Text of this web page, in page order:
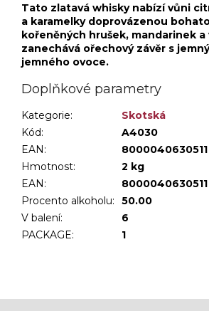
Tato zlatavá whisky nabízí vůni
a karamelky doprovázenou
kořeněných hrušek, mandarinek a
zanechává ořechový závěr s
jemného ovoce.
Doplňkové parametry
Kategorie:
Skotská
Kód:
A4030
EAN:
8000040630511
Hmotnost:
2 kg
EAN:
8000040630511
Procento alkoholu:
50.00
V balení:
6
PACKAGE: 1